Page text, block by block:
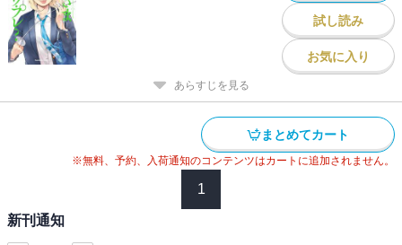
試し読み
お気に入り
あらすじを見る
まとめてカート
※無料、予約、入荷通知のコンテンツはカートに追加されません。
1
新刊通知